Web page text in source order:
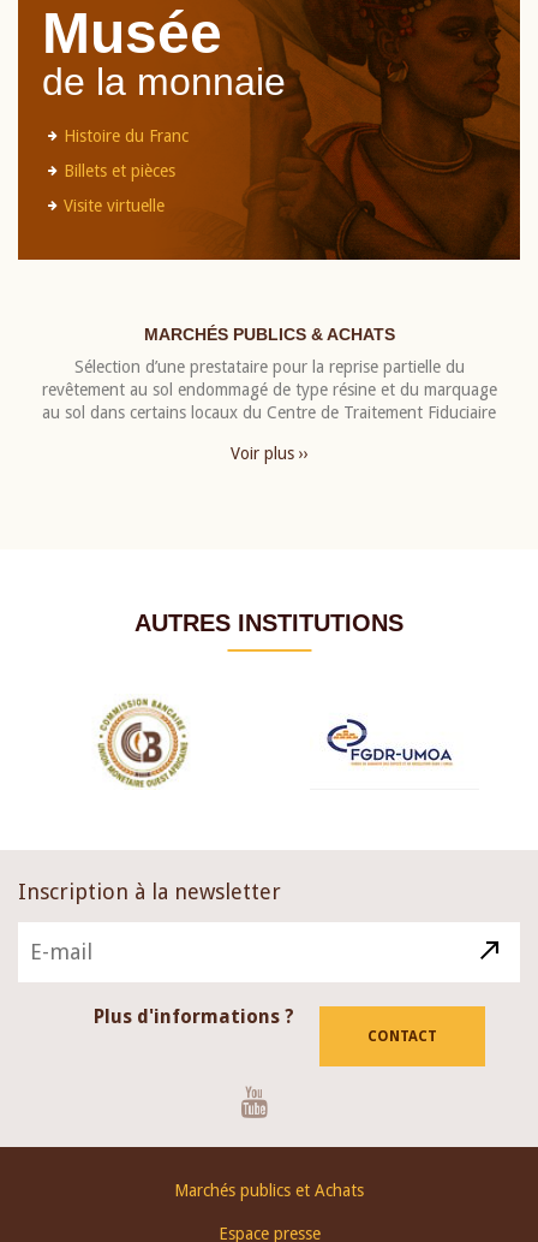
Musée
de la monnaie
Histoire du Franc
Billets et pièces
Visite virtuelle
MARCHÉS PUBLICS & ACHATS
Sélection d’une prestataire pour la reprise partielle du
revêtement au sol endommagé de type résine et du marquage
au sol dans certains locaux du Centre de Traitement Fiduciaire
Voir plus ››
AUTRES INSTITUTIONS
Inscription à la newsletter
Plus d'informations ?
CONTACT
Marchés publics et Achats
Espace presse